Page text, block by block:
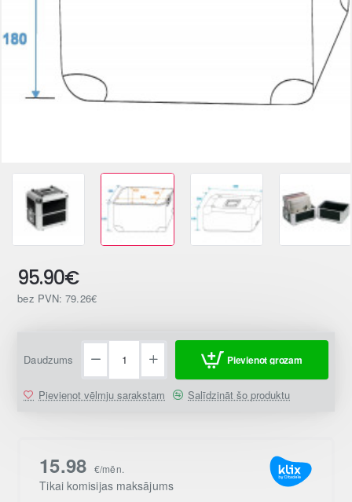
95.90€
bez PVN: 79.26€
Daudzums Pievienot grozam
Pievienot vēlmju sarakstam Salīdzināt šo produktu